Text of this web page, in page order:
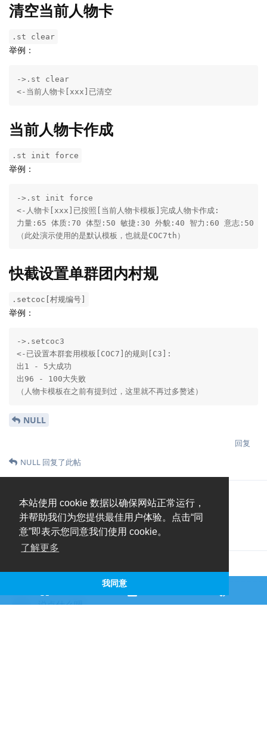
本站使用 cookie 数据以确保网站正常运行，
并帮助我们为您提供最佳用户体验。点击“同
意”即表示您同意我们使用 cookie。
了解更多
我同意
清空当前人物卡
.st clear
举例：
->.st clear
<-当前人物卡[xxx]已清空
当前人物卡作成
.st init force
举例：
->.st init force
<-人物卡[xxx]已按照[当前人物卡模板]完成人物卡作成:
力量:65 体质:70 体型:50 敏捷:30 外貌:40 智力:60 意志:50
（此处演示使用的是默认模板，也就是COC7th）
快截设置单群团内村规
.setcoc[村规编号]
举例：
->.setcoc3
<-已设置本群套用模板[COC7]的规则[C3]:
出1 - 5大成功
出96 - 100大失败
（人物卡模板在之前有提到过，这里就不再过多赘述）
NULL
回复
NULL 回复了此帖
3 个月 后
仑质添加标签 幕后 标签
说点什么吧...